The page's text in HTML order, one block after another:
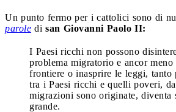
Un punto fermo per i cattolici sono di
parole di san Giovanni Paolo II:
I Paesi ricchi non possono
problema migratorio e ancor meno
frontiere o inasprire le leggi, tanto
tra i Paesi ricchi e quelli poveri,
migrazioni sono originate, diventa
grande.